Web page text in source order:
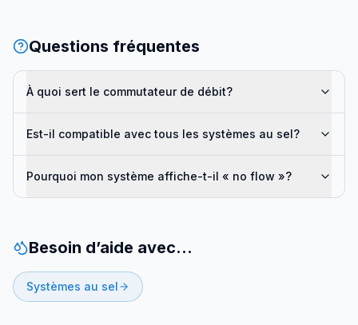
Questions fréquentes
À quoi sert le commutateur de débit?
Est-il compatible avec tous les systèmes au sel?
Pourquoi mon système affiche-t-il « no flow »?
Besoin d’aide avec…
Systèmes au sel